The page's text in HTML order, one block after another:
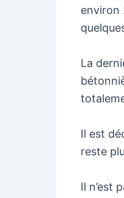
environ
La
Il est
reste
Il n’est